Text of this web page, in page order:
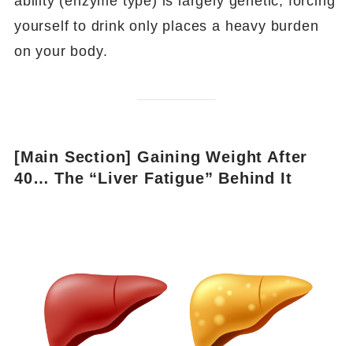
yourself to drink only places a heavy burden
on your body.
[Main Section] Gaining Weight After
40… The “Liver Fatigue” Behind It